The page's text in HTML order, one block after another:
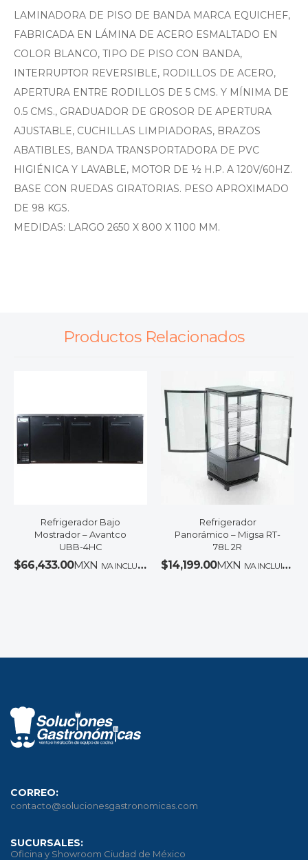
LAMINADORA DE PISO DE BANDA MARCA EQUICHEF,
FABRICADA EN LÁMINA DE ACERO ESMALTADO EN
COLOR BLANCO, TIPO DE PISO CON BANDA,
INTERRUPTOR REVERSIBLE, RODILLOS DE ACERO,
APERTURA ENTRE RODILLOS DE 5 CMS. Y MÍNIMA DE
0.5 CMS., GRADUADOR DE GROSOR DE APERTURA
AJUSTABLE, CUCHILLAS LIMPIADORAS, BRAZOS
ABATIBLES, BANDA TRANSPORTADORA DE PVC
HIGIÉNICA Y LAVABLE, MOTOR DE ½ H.P. A 120V/60HZ.
BASE CON RUEDAS GIRATORIAS. PESO APROXIMADO
DE 98 KGS.
MEDIDAS: LARGO 2650 X 800 X 1100 MM.
Productos Relacionados
Refrigerador Bajo
Mostrador – Avantco
UBB-4HC
$66,433.00MXN IVA INCLUIDO
Refrigerador
Panorámico – Migsa RT-
78L 2R
$14,199.00MXN IVA INCLUIDO
CORREO:
contacto@solucionesgastronomicas.com
SUCURSALES:
Oficina y Showroom Ciudad de México